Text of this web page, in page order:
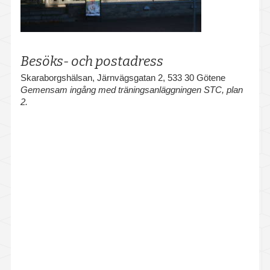
Falköping
Götene
Hjo
Karlsborg
Besöks- och postadress
Skaraborgshälsan, Järnvägsgatan 2, 533 30 Götene
Gemensam ingång med träningsanläggningen STC, plan
2.